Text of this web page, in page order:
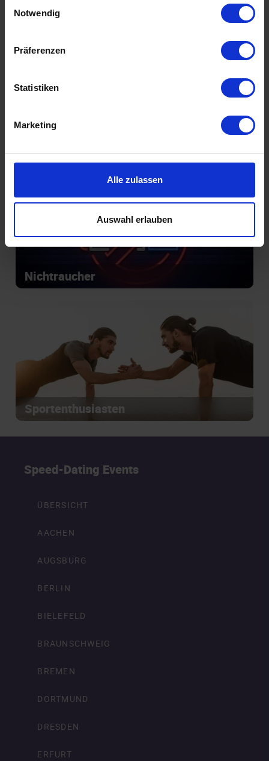
Notwendig
Präferenzen
Statistiken
Marketing
Alle zulassen
Auswahl erlauben
Füreinander bestimmt
Nichtraucher
Sportenthusiasten
Speed-Dating Events
ÜBERSICHT
AACHEN
AUGSBURG
BERLIN
BIELEFELD
BRAUNSCHWEIG
BREMEN
DORTMUND
DRESDEN
ERFURT